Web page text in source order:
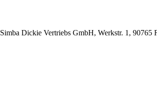
Simba Dickie Vertriebs GmbH, Werkstr. 1,